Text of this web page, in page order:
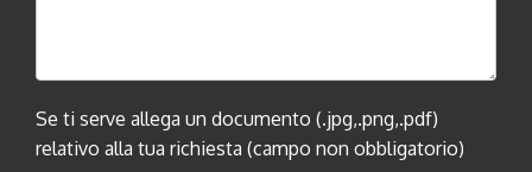
Se ti serve allega un documento (.jpg,.png,.pdf)
relativo alla tua richiesta (campo non obbligatorio)